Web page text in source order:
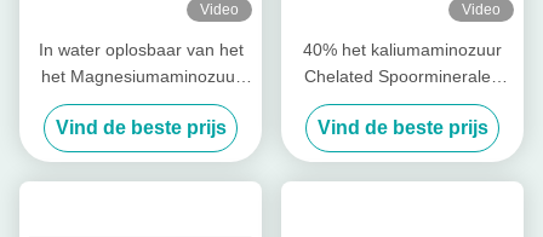
Video
In water oplosbaar van het
het Magnesiumaminozuur
van het Boriumzink Vrij het
Chelaatpoeder
Vind de beste prijs
Video
40% het kaliumaminozuur
Chelated Spoormineralen
voor Banaan het Planten
Vind de beste prijs